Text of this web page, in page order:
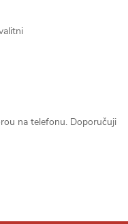
na telefonu. Doporučuji